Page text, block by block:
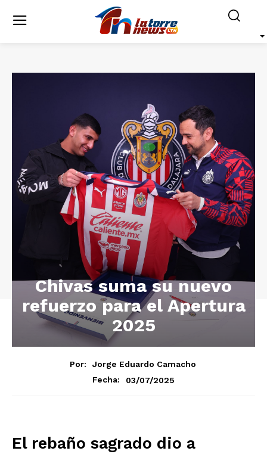
Chivas suma su nuevo
refuerzo para el Apertura
2025
Por:
Jorge Eduardo Camacho
Fecha:
03/07/2025
El rebaño sagrado dio a